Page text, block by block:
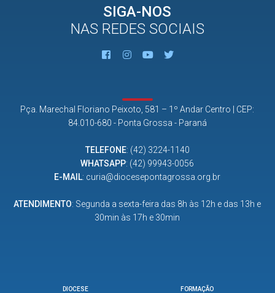
SIGA-NOS
NAS REDES SOCIAIS
Pça. Marechal Floriano Peixoto, 581 – 1º Andar Centro | CEP:
84.010-680 - Ponta Grossa - Paraná
TELEFONE: (42) 3224-1140
WHATSAPP: (42) 99943-0056
E-MAIL: curia@diocesepontagrossa.org.br
ATENDIMENTO: Segunda a sexta-feira das 8h às 12h e das 13h e
30min às 17h e 30min
DIOCESE FORMAÇÃO